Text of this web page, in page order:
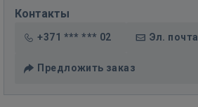
Контакты
+371 *** *** 02 Эл. почта
Предложить заказ